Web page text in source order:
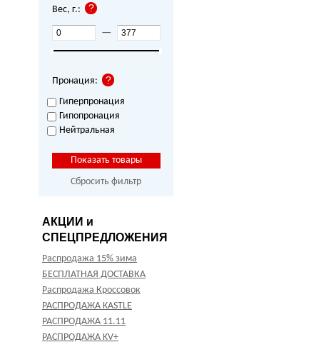
Вес, г.:
—
Пронация:
Гиперпронация
Гипопронация
Нейтральная
Сбросить фильтр
АКЦИИ и
СПЕЦПРЕДЛОЖЕНИЯ
Распродажа 15% зима
БЕСПЛАТНАЯ ДОСТАВКА
Распродажа Кроссовок
РАСПРОДАЖА KASTLE
РАСПРОДАЖА 11.11
РАСПРОДАЖА KV+